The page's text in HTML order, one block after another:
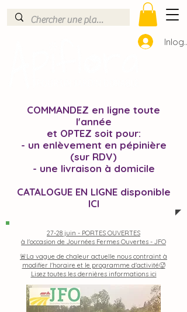
27-28 juin - PORTES OUVERTES
à l'occasion de Journées Fermes Ouvertes - JFO
🚨La vague de chaleur actuelle nous contraint à
modifier l'horaire et le programme d'activité🥵
Lisez toutes les dernières informations ici
COMMANDEZ en ligne toute
l'année
et OPTEZ soit pour:
- un enlèvement en pépinière
(sur RDV)
- une livraison à domicile
CATALOGUE EN LIGNE disponible
ICI